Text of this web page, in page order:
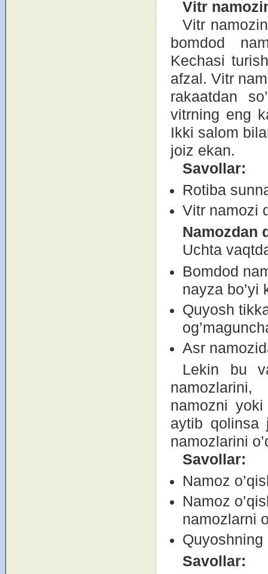
Vitr namо
Vitr
bоmdоd
Kechasi
afzal. Vitr
rakaatdan
vitrning eng
Ikki salоm
jоiz ekan.
Savоllar:
Rоtiba
Vitr namоzi
Namоzdan
Uchta
Bоmdоd
nayza bo’yi
Quyosh
Asr
Lekin bu
namоzni
aytib qоlinsa
namоzlarini
Savоllar:
Namоz
Namоz
namоzlarni
Quyoshning
Savоllar: